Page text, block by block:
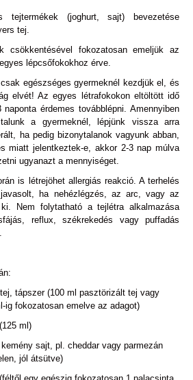
(joghurt, sajt) bevezetése
tej.
csökkentésével fokozatosan emeljük az
lépcsőfokokhoz érve.
egészséges gyermeknél kezdjük el, és
elvét! Az egyes létrafokokon eltöltött idő
érdemes továbblépni. Amennyiben
a gyermeknél, lépjünk vissza arra
ha pedig bizonytalanok vagyunk abban,
miatt jelentkeztek-e, akkor 2-3 nap múlva
ugyanazt a mennyiséget.
is létrejöhet allergiás reakció. A terhelés
ha nehézlégzés, az arc, vagy az
Nem folytatható a tejlétra alkalmazása
reflux, székrekedés vagy puffadás
(100 ml pasztörizált tej vagy
ig fokozatosan emelve az adagot)
ml)
sajt, pl. cheddar vagy parmezán
jól átsütve)